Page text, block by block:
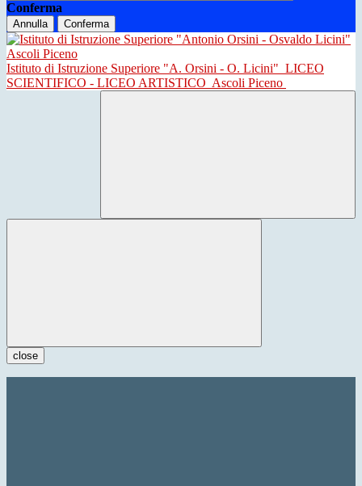
Conferma
Annulla Conferma
Istituto di Istruzione Superiore "A. Orsini - O. Licini" LICEO
SCIENTIFICO - LICEO ARTISTICO Ascoli Piceno
close